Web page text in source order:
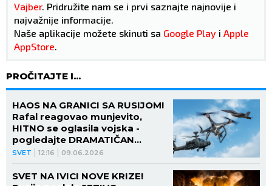
Vajber. Pridružite nam se i prvi saznajte najnovije i
najvažnije informacije.
Naše aplikacije možete skinuti sa Google Play i Apple
AppStore.
PROČITAJTE I...
SVET 12:16 09.06.2026
HAOS NA GRANICI SA RUSIJOM!
Rafal reagovao munjevito,
HITNO se oglasila vojska -
pogledajte DRAMATIČAN
SNIMAK obaranja ruskog drona
iznad članice NATO (VIDEO)
SVET NA IVICI NOVE KRIZE!